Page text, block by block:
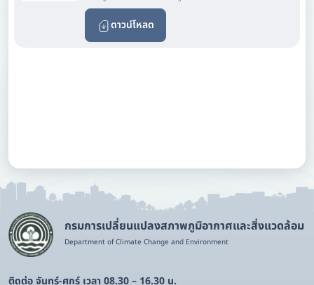
ดาวน์โหลด
กรมการเปลี่ยนแปลงสภาพภูมิอากาศและสิ่งแวดล้อม
Department of Climate Change and Environment
ติดต่อ จันทร์-ศุกร์ เวลา 08.30 – 16.30 น.